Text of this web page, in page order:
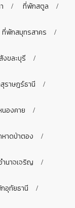
ที่พักสตูล
ที่พักสมุทรสาคร
ขละบุรี
ราษฎร์ธานี
องคาย
าดป่าตอง
นาจเจริญ
อุทัยธานี